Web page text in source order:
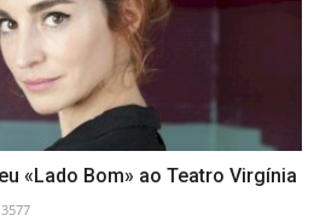
«Lado Bom» ao Teatro Virgínia
3577